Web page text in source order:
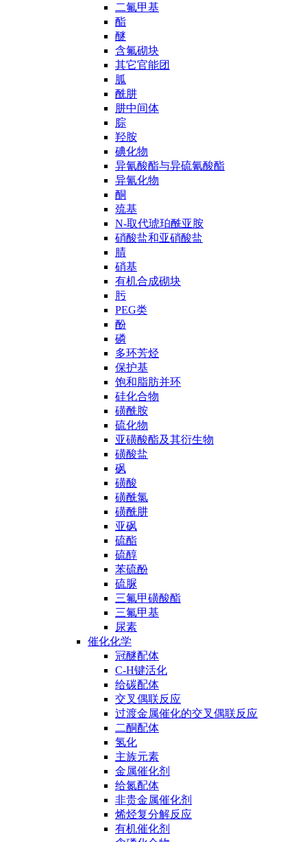
二氟甲基
酯
醚
含氟砌块
其它官能团
胍
酰肼
肼中间体
腙
羟胺
碘化物
异氰酸酯与异硫氰酸酯
异氰化物
酮
巯基
N-取代琥珀酰亚胺
硝酸盐和亚硝酸盐
腈
硝基
有机合成砌块
肟
PEG类
酚
磷
多环芳烃
保护基
饱和脂肪并环
硅化合物
磺酰胺
硫化物
亚磺酸酯及其衍生物
磺酸盐
砜
磺酸
磺酰氯
磺酰肼
亚砜
硫酯
硫醇
苯硫酚
硫脲
三氟甲磺酸酯
三氟甲基
尿素
催化化学
冠醚配体
C-H键活化
给碳配体
交叉偶联反应
过渡金属催化的交叉偶联反应
二酮配体
氢化
主族元素
金属催化剂
给氮配体
非贵金属催化剂
烯烃复分解反应
有机催化剂